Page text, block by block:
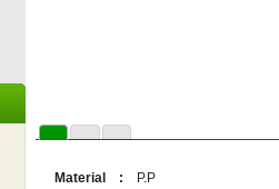
Material : P.P